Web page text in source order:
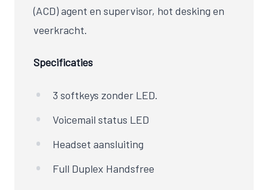
(ACD) agent en supervisor, hot desking en
veerkracht.
Specificaties
3 softkeys zonder LED.
Voicemail status LED
Headset aansluiting
Full Duplex Handsfree